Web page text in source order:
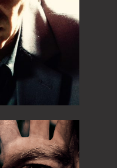
BOUTIQUE
CHATS PELÉS
CHRISTIAN